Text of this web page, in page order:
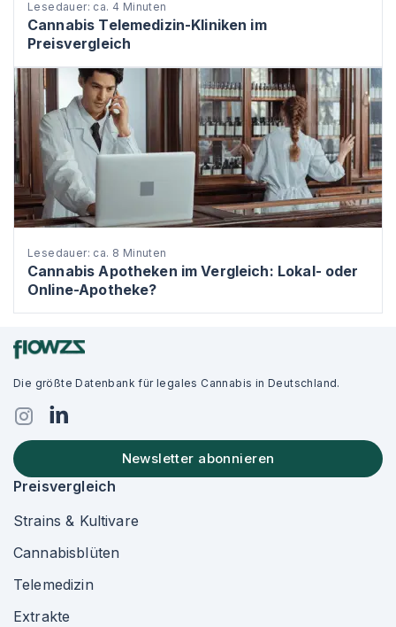
Lesedauer: ca. 4 Minuten
Cannabis Telemedizin-Kliniken im
Preisvergleich
Lesedauer: ca. 8 Minuten
Cannabis Apotheken im Vergleich: Lokal- oder
Online-Apotheke?
Die größte Datenbank für legales Cannabis in Deutschland.
Newsletter abonnieren
Preisvergleich
Strains & Kultivare
Cannabisblüten
Telemedizin
Extrakte